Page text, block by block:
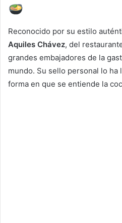
Reconocido por su estilo
Aquiles Chávez, del
grandes embajadores de la
mundo. Su sello personal lo ha
forma en que se entiende la